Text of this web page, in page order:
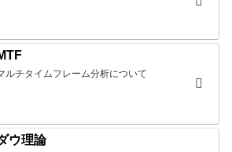
ルチタイムフレーム分析について
ウ理論